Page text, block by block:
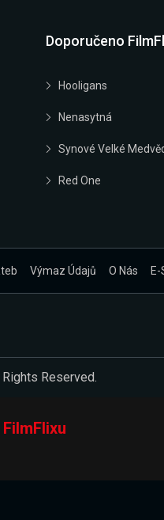
Doporučeno
Hooligans
Nenasytná
Synové Velké
Red One
Výmaz Údajů O Nás
Reserved.